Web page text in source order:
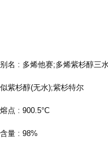
别名 : 多烯他赛;多烯紫杉醇三
似紫杉醇(无水);紫杉特尔
熔点 : 900.5°C
含量 : 98%